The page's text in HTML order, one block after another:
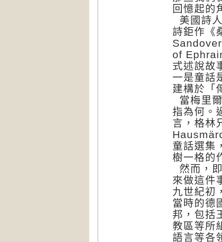
回憶起的
美國詩
詩鉅作《
of
式述說故
一是童話
建構於「
當梅里
指為何。
言，格林
童話選集
樹一格的
然而，
來做這件
九世紀初
當時的德
邦，包括
教區等所
語言等各